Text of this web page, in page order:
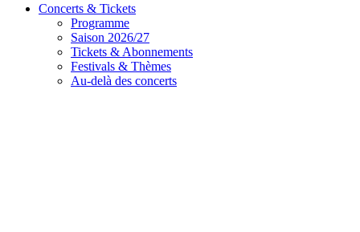
Concerts & Tickets
Programme
Saison 2026/27
Tickets & Abonnements
Festivals & Thèmes
Au-delà des concerts